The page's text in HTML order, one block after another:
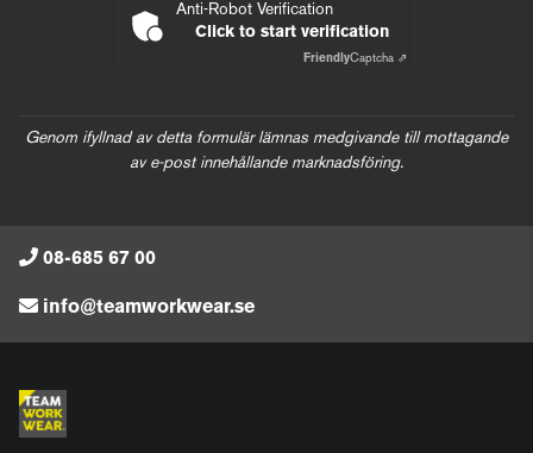
Anti-Robot Verification
Click to start verification
FriendlyCaptcha ⇗
Genom ifyllnad av detta formulär lämnas medgivande till mottagande
av e-post innehållande marknadsföring.
08-685 67 00
info@teamworkwear.se